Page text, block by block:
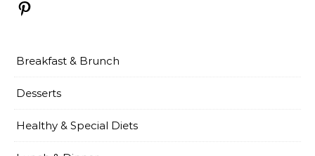
Pinterest
Breakfast & Brunch
Desserts
Healthy & Special Diets